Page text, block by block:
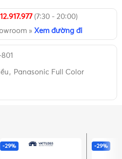
(7:30 - 20:00)
» Xem đường đi
, Panasonic Full Color
-29% -29%